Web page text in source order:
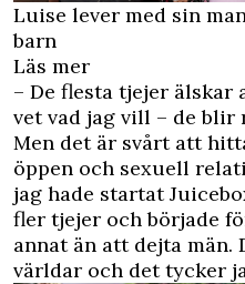
Luise lever med sin
barn
Läs mer
– De flesta tjejer
vet vad jag vill – de blir
Men det är svårt att
öppen och sexuell
jag hade startat
fler tjejer och började
annat än att dejta
världar och det tycker